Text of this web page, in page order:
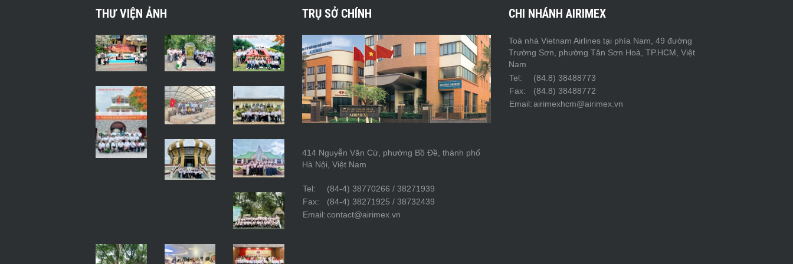
THƯ VIỆN ẢNH TRỤ SỞ CHÍNH
414 Nguyễn Văn Cừ, phường Bồ Đề, thành phố
Hà Nội, Việt Nam
Tel:
(84-4) 38770266 / 38271939
Fax:
(84-4) 38271925 / 38732439
Email:contact@airimex.vn
CHI NHÁNH AIRIMEX
Toà nhà Vietnam Airlines tại phía Nam, 49 đường
Trường Sơn, phường Tân Sơn Hoà, TP.HCM, Việt
Nam
Tel:
(84.8) 38488773
Fax:
(84.8) 38488772
Email:airimexhcm@airimex.vn